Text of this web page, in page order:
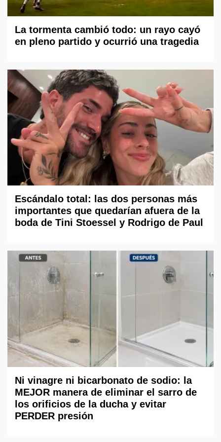
La tormenta cambió todo: un rayo cayó
en pleno partido y ocurrió una tragedia
Escándalo total: las dos personas más
importantes que quedarían afuera de la
boda de Tini Stoessel y Rodrigo de Paul
Ni vinagre ni bicarbonato de sodio: la
MEJOR manera de eliminar el sarro de
los orificios de la ducha y evitar
PERDER presión